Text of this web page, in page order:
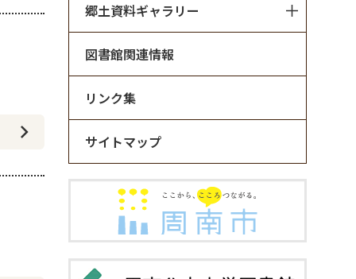
郷土資料ギャラリー
図書館関連情報
リンク集
サイトマップ